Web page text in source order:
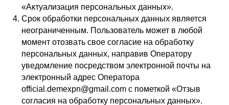
«Актуализация персональных данных».
Срок обработки персональных данных является
неограниченным. Пользователь может в любой
момент отозвать свое согласие на обработку
персональных данных, направив Оператору
уведомление посредством электронной почты на
электронный адрес Оператора
official.demexpn@gmail.com с пометкой «Отзыв
согласия на обработку персональных данных».
+7 (926) 810 07 33